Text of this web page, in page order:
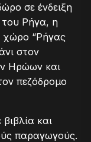
σε ένδειξη
του Ρήγα, η
χώρο “Ρήγας
στον
Ηρώων και
πεζόδρομο
και
παραγωγούς.